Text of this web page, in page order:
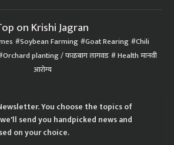
on Krishi Jagran
Soybean Farming Goat Rearing Chili
Orchard planting / फळबाग लागवड Health मानवी
आरोग्य
You choose the topics of
send you handpicked news and
on your choice.